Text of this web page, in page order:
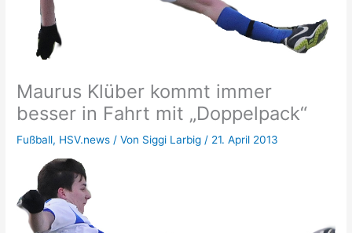
Maurus Klüber kommt immer
besser in Fahrt mit „Doppelpack“
Fußball, HSV.news / Von Siggi Larbig / 21. April 2013